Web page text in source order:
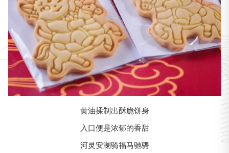
黄油揉制出酥脆饼身
入口便是浓郁的香甜
河灵安澜骑福马驰骋